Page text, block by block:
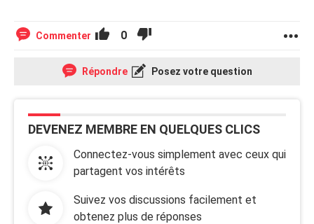
Commenter 0
Répondre Posez votre question
DEVENEZ MEMBRE EN QUELQUES CLICS
Connectez-vous simplement avec ceux qui
partagent vos intérêts
Suivez vos discussions facilement et
obtenez plus de réponses